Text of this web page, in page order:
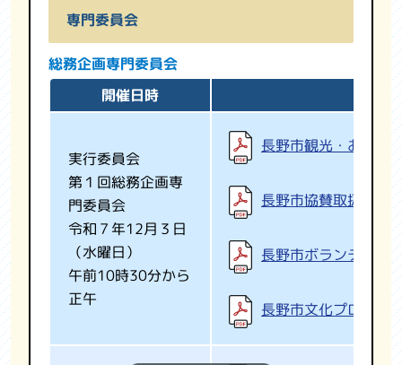
専門委員会
総務企画専門委員会
開催日時
実行委員会
第１回総務企画専
門委員会
令和７年12月３日
（水曜日）
午前10時30分から
正午
長野市観光・おもて
長野市協賛取扱要項
長野市ボランティア
長野市文化プログラ